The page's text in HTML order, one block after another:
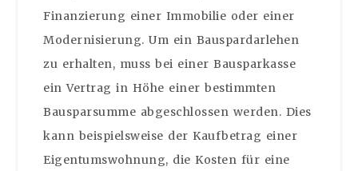
Finanzierung einer Immobilie oder einer
Modernisierung. Um ein Bauspardarlehen
zu erhalten, muss bei einer Bausparkasse
ein Vertrag in Höhe einer bestimmten
Bausparsumme abgeschlossen werden. Dies
kann beispielsweise der Kaufbetrag einer
Eigentumswohnung, die Kosten für eine